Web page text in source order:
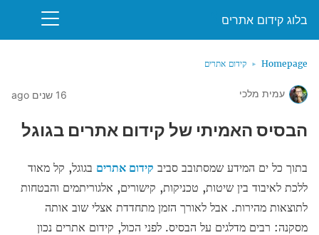
בלוג קידום אתרים
Homepage קידום אתרים
עמית מלכי 16 שנים ago
הבסיס האמיתי של קידום אתרים בגוגל
בתוך כל ים המידע שמסתובב סביב קידום אתרים בגוגל, קל מאוד
ללכת לאיבוד בין שיטות, טכניקות, קישורים, אלגוריתמים והבטחות
לתוצאות מהירות. אבל לאורך הזמן מתחדדת אצלי שוב אותה
מסקנה: רבים מדלגים על הבסיס. לפני הכול, קידום אתרים נכון